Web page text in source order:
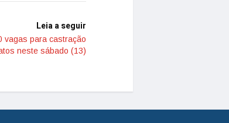
Leia a seguir
vagas para castração
neste sábado (13)